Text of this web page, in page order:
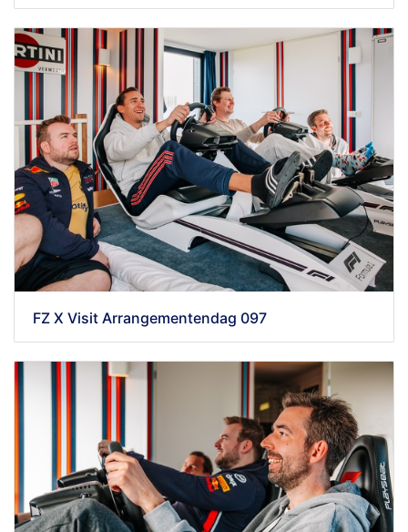
FZ X Visit Arrangementendag 097